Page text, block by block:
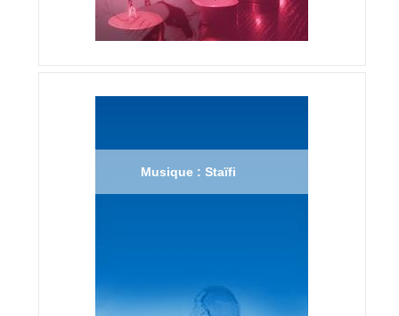
Musique : Staïfi